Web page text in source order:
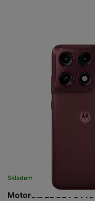
Motorola EDGE 70
Skladem